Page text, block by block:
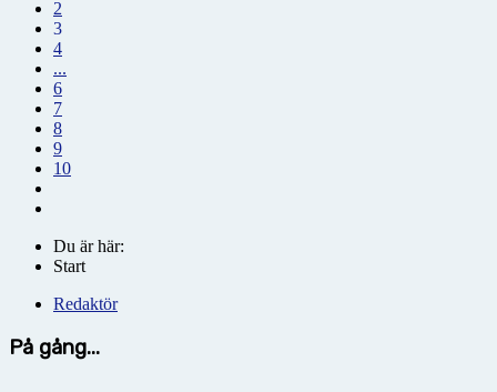
2
3
4
...
6
7
8
9
10
Du är här:
Start
Redaktör
På gång...